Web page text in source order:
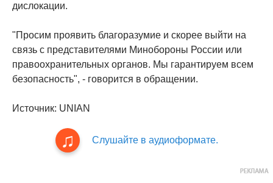
дислокации.
"Просим проявить благоразумие и скорее выйти на
связь с представителями Минобороны России или
правоохранительных органов. Мы гарантируем всем
безопасность", - говорится в обращении.
Источник: UNIAN
Слушайте в аудиоформате.